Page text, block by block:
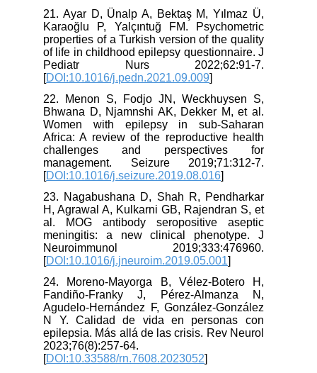
21. Ayar D, Ünalp A, Bektaş M, Yılmaz Ü,
Karaoğlu P, Yalçıntuğ FM. Psychometric
properties of a Turkish version of the quality
of life in childhood epilepsy questionnaire. J
Pediatr Nurs 2022;62:91-7.
[DOI:10.1016/j.pedn.2021.09.009
22. Menon S, Fodjo JN, Weckhuysen S,
Bhwana D, Njamnshi AK, Dekker M, et al.
Women with epilepsy in sub-Saharan
Africa: A review of the reproductive health
challenges and perspectives for
management. Seizure 2019;71:312-7.
[DOI:10.1016/j.seizure.2019.08.016
23. Nagabushana D, Shah R, Pendharkar
H, Agrawal A, Kulkarni GB, Rajendran S, et
al. MOG antibody seropositive aseptic
meningitis: a new clinical phenotype. J
Neuroimmunol 2019;333:476960.
[DOI:10.1016/j.jneuroim.2019.05.001
24. Moreno-Mayorga B, Vélez-Botero H,
Fandiño-Franky J, Pérez-Almanza N,
Agudelo-Hernández F, González-González
N Y. Calidad de vida en personas con
epilepsia. Más allá de las crisis. Rev Neurol
2023;76(8):257-64.
[DOI:10.33588/rn.7608.2023052